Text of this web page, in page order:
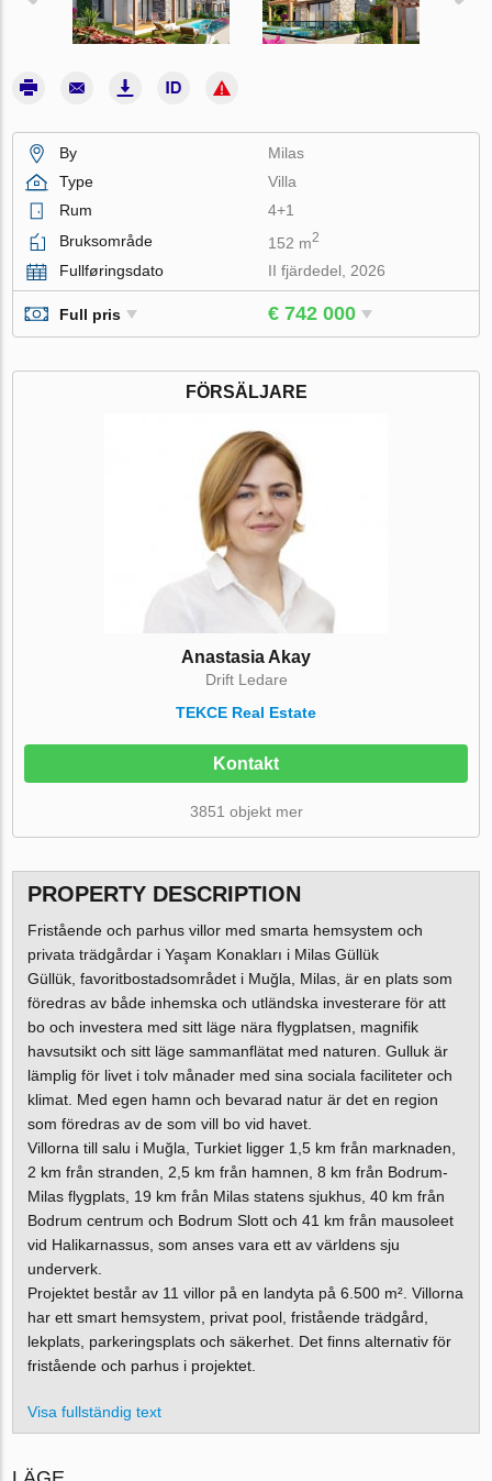
By
Milas
Type
Villa
Rum
4+1
Bruksområde
152 m2
Fullføringsdato II fjärdedel, 2026
Full pris € 742 000
FÖRSÄLJARE
Anastasia Akay
Drift Ledare
TEKCE Real Estate
Kontakt
3851 objekt mer
PROPERTY DESCRIPTION
Fristående och parhus villor med smarta hemsystem och
privata trädgårdar i Yaşam Konakları i Milas Güllük
Güllük, favoritbostadsområdet i Muğla, Milas, är en plats som
föredras av både inhemska och utländska investerare för att
bo och investera med sitt läge nära flygplatsen, magnifik
havsutsikt och sitt läge sammanflätat med naturen. Gulluk är
lämplig för livet i tolv månader med sina sociala faciliteter och
klimat. Med egen hamn och bevarad natur är det en region
som föredras av de som vill bo vid havet.
Villorna till salu i Muğla, Turkiet ligger 1,5 km från marknaden,
2 km från stranden, 2,5 km från hamnen, 8 km från Bodrum-
Milas flygplats, 19 km från Milas statens sjukhus, 40 km från
Bodrum centrum och Bodrum Slott och 41 km från mausoleet
vid Halikarnassus, som anses vara ett av världens sju
underverk.
Projektet består av 11 villor på en landyta på 6.500 m². Villorna
har ett smart hemsystem, privat pool, fristående trädgård,
lekplats, parkeringsplats och säkerhet. Det finns alternativ för
fristående och parhus i projektet.
Visa fullständig text